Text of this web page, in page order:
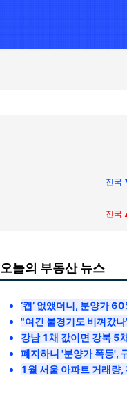
전국
전국
오늘의 부동산 뉴스
‘캡’ 없앴더니, 분양가
"여긴 불경기도 비껴갔
강남 1채 값이면 강북 5
폐지하니 '분양가 폭등',
1월 서울 아파트 거래량